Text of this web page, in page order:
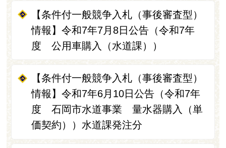
【条件付一般競争入札（事後審査型）
情報】令和7年7月8日公告（令和7年
度 公用車購入（水道課））
【条件付一般競争入札（事後審査型）
情報】令和7年6月10日公告（令和7年
度 石岡市水道事業 量水器購入（単
価契約））水道課発注分